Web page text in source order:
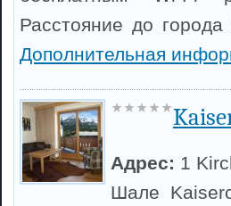
Расстояние до
Дополнительная
Адрес: 1
Шале